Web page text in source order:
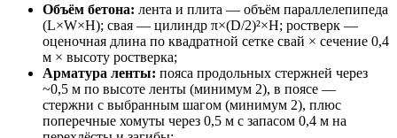
Объём бетона: лента и плита — объём параллелепипеда
(L×W×H); свая — цилиндр π×(D/2)²×H; ростверк —
оценочная длина по квадратной сетке свай × сечение 0,4
м × высоту ростверка;
Арматура ленты: пояса продольных стержней через
~0,5 м по высоте ленты (минимум 2), в поясе —
стержни с выбранным шагом (минимум 2), плюс
поперечные хомуты через 0,5 м с запасом 0,4 м на